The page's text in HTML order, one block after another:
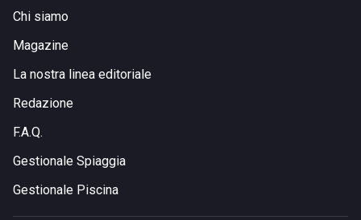
Chi siamo
Magazine
La nostra linea editoriale
Redazione
F.A.Q.
Gestionale Spiaggia
Gestionale Piscina